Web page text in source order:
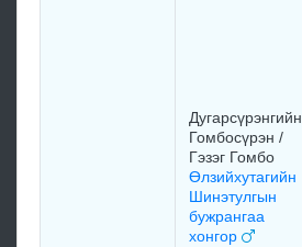
Дугарсүрэнгийн
Гомбосүрэн /
Гэзэг Гомбо
Өлзийхутагийн
Шинэтулгын
бужрангаа
хонгор